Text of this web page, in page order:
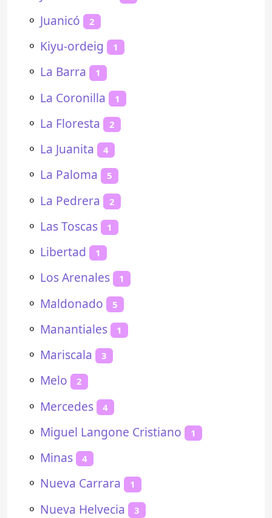
⚬ Juanicó 2
⚬ Kiyu-ordeig 1
⚬ La Barra 1
⚬ La Coronilla 1
⚬ La Floresta 2
⚬ La Juanita 4
⚬ La Paloma 5
⚬ La Pedrera 2
⚬ Las Toscas 1
⚬ Libertad 1
⚬ Los Arenales 1
⚬ Maldonado 5
⚬ Manantiales 1
⚬ Mariscala 3
⚬ Melo 2
⚬ Mercedes 4
⚬ Miguel Langone Cristiano 1
⚬ Minas 4
⚬ Nueva Carrara 1
⚬ Nueva Helvecia 3